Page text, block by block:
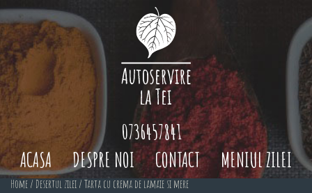
ACASA DESPRE NOI CONTACT MENIUL ZILEI
0736457841
Home / Desertul zilei / Tarta cu crema de lamaie si mere